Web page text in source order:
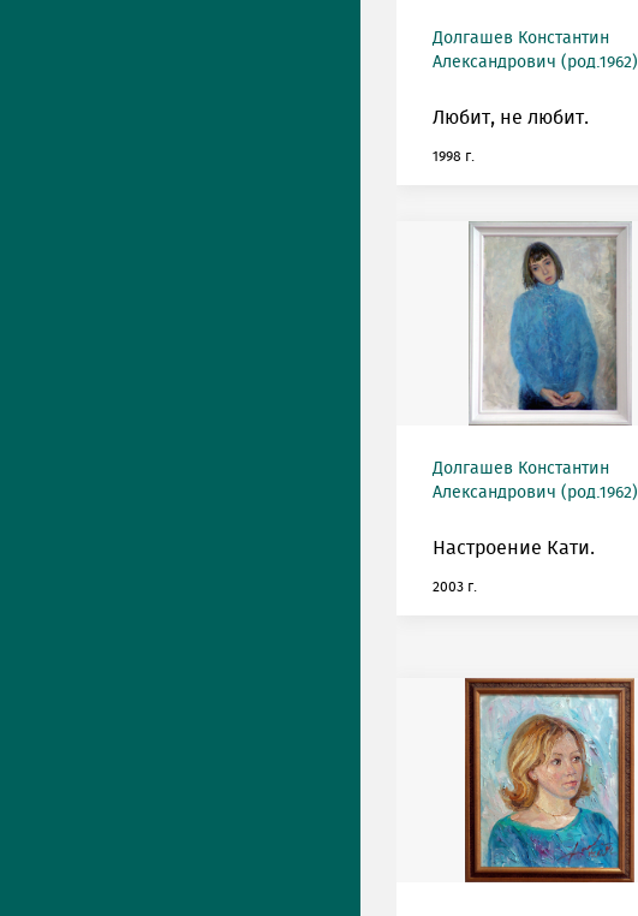
Долгашев Константин
Александрович (род.1962)
Любит, не любит.
1998 г.
Долгашев Константин
Александрович (род.1962)
Настроение Кати.
2003 г.